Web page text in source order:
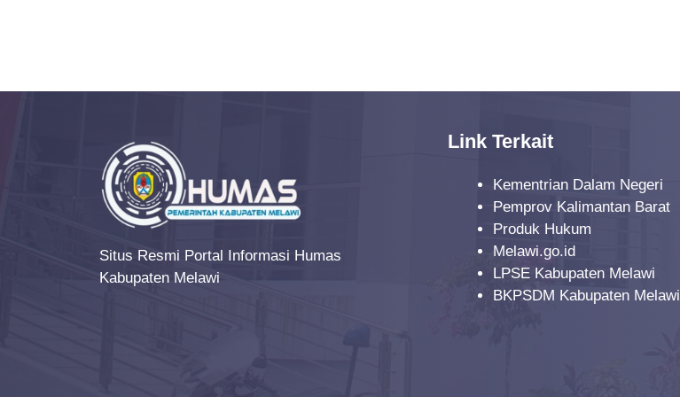
t
a
v
i
a
Situs Resmi Portal Informasi Humas
Kabupaten Melawi
Link Terkait
Kementrian Dalam Negeri
Pemprov Kalimantan Barat
Produk Hukum
Melawi.go.id
LPSE Kabupaten Melawi
BKPSDM Kabupaten Melawi